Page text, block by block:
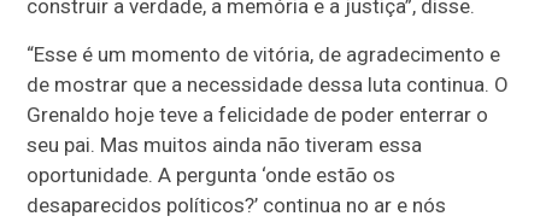
construir a verdade, a memória e a justiça”, disse.
“Esse é um momento de vitória, de agradecimento e
de mostrar que a necessidade dessa luta continua. O
Grenaldo hoje teve a felicidade de poder enterrar o
seu pai. Mas muitos ainda não tiveram essa
oportunidade. A pergunta ‘onde estão os
desaparecidos políticos?’ continua no ar e nós